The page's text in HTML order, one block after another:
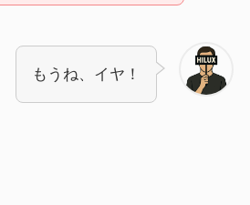
もうね、イヤ！